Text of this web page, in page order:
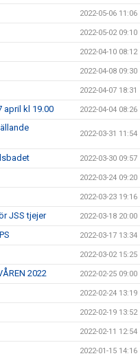
2022-05-06 11:06
2022-05-02 09:10
2022-04-10 08:12
2022-04-08 09:30
2022-04-07 18:31
april kl 19.00 2022-04-04 08:26
2022-03-31 11:54
2022-03-30 09:57
2022-03-24 09:20
2022-03-23 19:16
JSS tjejer 2022-03-18 20:00
2022-03-17 13:34
2022-03-02 15:25
2022 2022-02-25 09:00
2022-02-24 13:19
2022-02-19 13:52
2022-02-11 12:54
2022-01-15 14:16